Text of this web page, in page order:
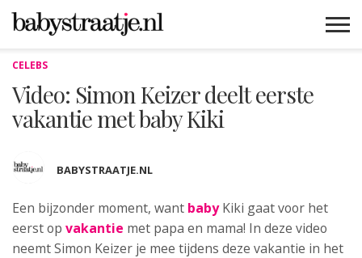
CELEBS
Video: Simon Keizer deelt eerste
vakantie met baby Kiki
BABYSTRAATJE.NL
Een bijzonder moment, want babyKiki gaat voor het
eerst op vakantie met papa en mama! In deze video
neemt Simon Keizer je mee tijdens deze vakantie in het